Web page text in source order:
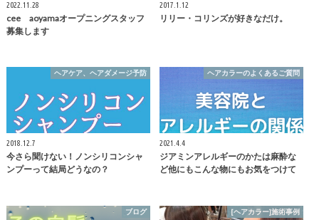
2022.11.28
cee aoyamaオープニングスタッフ
募集します
2017.1.12
リリー・コリンズが好きなだけ。
ヘアケア、ヘアダメージ予防
2018.12.7
今さら聞けない！ノンシリコンシャ
ンプーって結局どうなの？
ヘアカラーのよくあるご質問
2021.4.4
ジアミンアレルギーのかたは麻酔な
ど他にもこんな物にもお気をつけて
ブログ [ヘアカラー]施術事例